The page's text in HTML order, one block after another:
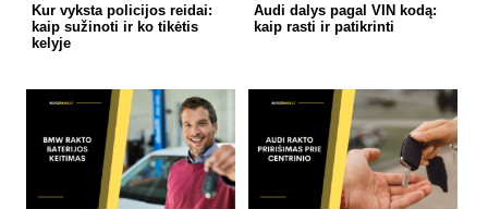
Kur vyksta policijos reidai:
kaip sužinoti ir ko tikėtis
kelyje
Audi dalys pagal VIN kodą:
kaip rasti ir patikrinti